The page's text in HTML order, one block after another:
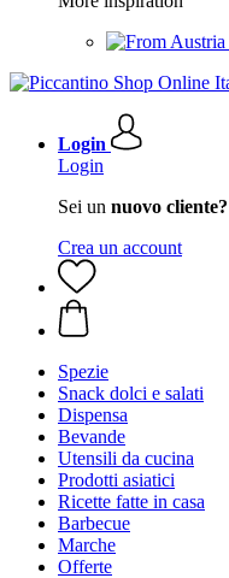
Login
Login
Sei un nuovo cliente?
Crea un account
Spezie
Snack dolci e salati
Dispensa
Bevande
Utensili da cucina
Prodotti asiatici
Ricette fatte in casa
Barbecue
Marche
Offerte